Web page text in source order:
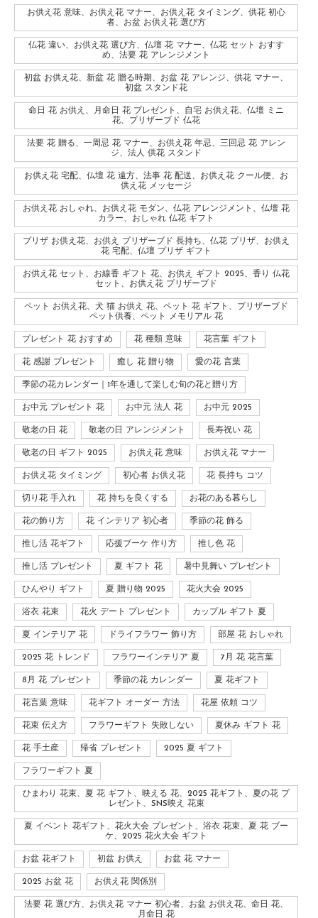
お供え花 意味、お供え花 マナー、お供え花 タイミング、供花 初心
者、お盆 お供え花 選び方
仏花 違い、お供え花 選び方、仏壇 花 マナー、仏花 セット おすす
め、法要 花 アレンジメント
初盆 お供え花、新盆 花 贈る時期、お盆 花 アレンジ、供花 マナー、
初盆 スタンド花
命日 花 お供え、月命日 花 プレゼント、自宅 お供え花、仏壇 ミニ
花、プリザーブド 仏花
法要 花 贈る、一周忌 花 マナー、お供え花 年忌、三回忌 花 アレン
ジ、法人 供花 スタンド
お供え花 宅配、仏壇 花 遠方、法事 花 配送、お供え花 クール便、お
供え花 メッセージ
お供え花 おしゃれ、お供え花 モダン、仏花 アレンジメント、仏壇 花
カラー、おしゃれ 仏花 ギフト
プリザ お供え花、お供え プリザーブド 長持ち、仏花 プリザ、お供え
花 宅配、仏壇 プリザ ギフト
お供え花 セット、お線香 ギフト 花、お供え ギフト 2025、香り 仏花
セット、お供え花 プリザーブド
ペット お供え花、犬 猫 お供え 花、ペット 花 ギフト、プリザーブド
ペット供養、ペット メモリアル 花
プレゼント 花 おすすめ 花 種類 意味 花言葉 ギフト
花 感謝 プレゼント 癒し 花 贈り物 愛の花 言葉
季節の花カレンダー｜1年を通して楽しむ旬の花と贈り方
お中元 プレゼント 花 お中元 法人 花 お中元 2025
敬老の日 花 敬老の日 アレンジメント 長寿祝い 花
敬老の日 ギフト 2025 お供え花 意味 お供え花 マナー
お供え花 タイミング 初心者 お供え花 花 長持ち コツ
切り花 手入れ 花 持ちを良くする お花のある暮らし
花の飾り方 花 インテリア 初心者 季節の花 飾る
推し活 花ギフト 応援ブーケ 作り方 推し色 花
推し活 プレゼント 夏 ギフト 花 暑中見舞い プレゼント
ひんやり ギフト 夏 贈り物 2025 花火大会 2025
浴衣 花束 花火 デート プレゼント カップル ギフト 夏
夏 インテリア 花 ドライフラワー 飾り方 部屋 花 おしゃれ
2025 花 トレンド フラワーインテリア 夏 7月 花 花言葉
8月 花 プレゼント 季節の花 カレンダー 夏 花ギフト
花言葉 意味 花ギフト オーダー 方法 花屋 依頼 コツ
花束 伝え方 フラワーギフト 失敗しない 夏休み ギフト 花
花 手土産 帰省 プレゼント 2025 夏 ギフト
フラワーギフト 夏
ひまわり 花束、夏 花 ギフト、映える 花、2025 花ギフト、夏の花 プ
レゼント、SNS映え 花束
夏 イベント 花ギフト、花火大会 プレゼント、浴衣 花束、夏 花 ブー
ケ、2025 花火大会 ギフト
お盆 花ギフト 初盆 お供え お盆 花 マナー
2025 お盆 花 お供え花 関係別
法要 花 選び方、お供え花 マナー 初心者、お盆 お供え花、命日 花、
月命日 花